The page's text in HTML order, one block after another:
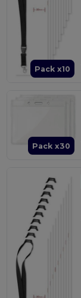
Pack x10
Pack x30